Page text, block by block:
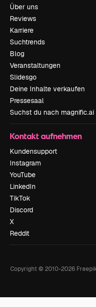
Über uns
Reviews
Karriere
Suchtrends
Blog
Veranstaltungen
Slidesgo
Deine Inhalte verkaufen
Pressesaal
Suchst du nach magnific.ai
Kontakt aufnehmen
Kundensupport
Instagram
YouTube
LinkedIn
TikTok
Discord
X
Reddit
Copyright © 2010-2026